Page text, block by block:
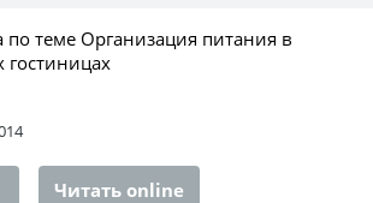
по теме Организация питания в
гостиницах
Читать online